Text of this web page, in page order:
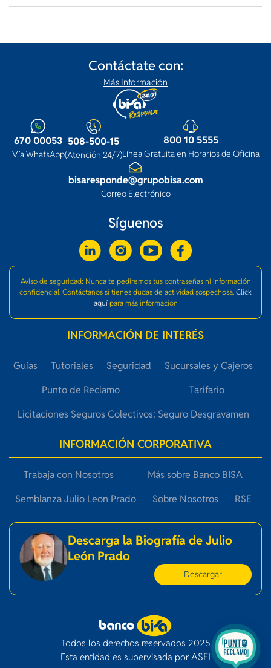
INFORMACIÓN DE INTERÉS
Guías Tutoriales Seguridad
Sucursales y Cajeros
Punto de Reclamo
Tarifario
Licitaciones Seguros Colectivos: Seguro Desgravamen
INFORMACIÓN CORPORATIVA
Trabaja con Nosotros
Más sobre Banco BISA
Semblanza Julio Leon Prado
Sobre Nosotros RSE
Descarga la Biografía de Julio
León Prado
Descargar
Contáctate con:
Más Información
670 00053
Vía WhatsApp
508-500-15
(Atención 24/7)
800 10 5555
Línea Gratuita en Horarios de Oficina
bisaresponde@grupobisa.com
Correo Electrónico
Aviso de seguridad: Nunca te pediremos tus contraseñas ni información
confidencial. Contáctanos si tienes dudas de actividad sospechosa. Click
aquípara más información
Síguenos
Todos los derechos reservados 2025
Esta entidad es supervisada por ASFI